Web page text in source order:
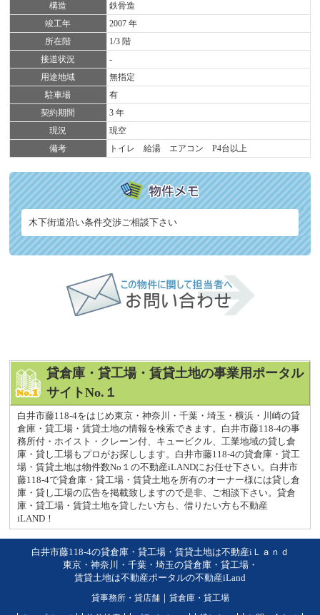
構造
鉄骨造
竣工年
2007 年
所在階
1/3 階
接道状況
-
用途地域
無指定
駐車場
有
契約期間
3 年
現況
現空
備考
トイレ 給湯 エアコン P4台以上
木下街道沿い条件交渉ご相談下さい
貸倉庫・貸工場・賃貸土地の事業用ポータル
サイトNo.１
白井市藤118-4をはじめ東京・神奈川・千葉・埼玉・横浜・川崎の貸
倉庫・貸工場・賃貸土地の情報を検索できます。白井市藤118-4の事
務所付・ホイスト・クレーン付、キュービクル、工業地域の貸し倉
庫・貸し工場もプロがお探しします。白井市藤118-4の貸倉庫・貸工
場・賃貸土地は物件数No１の不動産iLANDにお任せ下さい。白井市
藤118-4で貸倉庫・貸工場・賃貸土地を所有のオーナー様には貸し倉
庫・貸し工場の広告を掲載致しますので是非、ご相談下さい。貸倉
庫・貸工場・賃貸土地を貸したい方も、借りたい方も不動産
iLAND！
白井市藤118-4の貸倉庫・貸工場・賃貸土地は不動産iＬａｎｄ
東京・神奈川・千葉・埼玉の貸倉庫・貸工場・
賃貸土地は不動産ポータルの不動産iLand
貸事務所・貸店舗｜ 貸倉庫・貸工場